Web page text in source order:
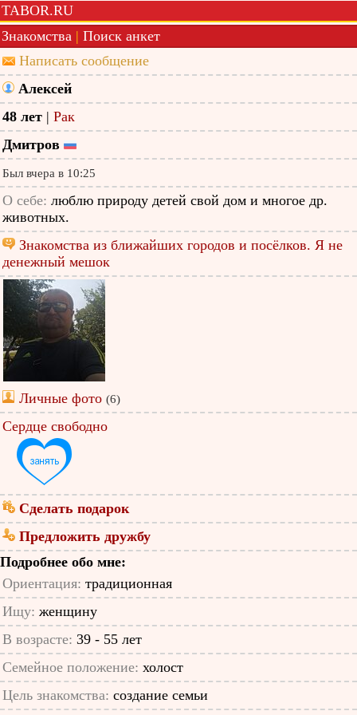
TABOR.RU
Знакомства | Поиск анкет
Написать сообщение
Алексей
48 лет | Рак
Дмитров
Был вчера в 10:25
О себе: люблю природу детей свой дом и многое др.
животных.
Знакомства из ближайших городов и посёлков. Я не
денежный мешок
Личные фото (6)
Сердце свободно
Сделать подарок
Предложить дружбу
Подробнее обо мне:
Ориентация: традиционная
Ищу: женщину
В возрасте: 39 - 55 лет
Семейное положение: холост
Цель знакомства: создание семьи